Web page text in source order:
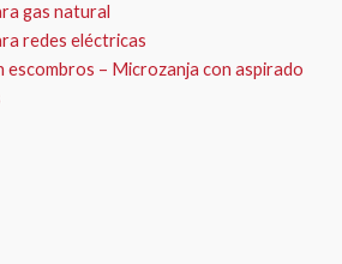
gas natural
redes eléctricas
escombros – Microzanja con aspirado